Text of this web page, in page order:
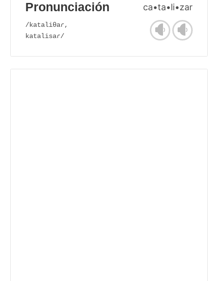
Pronunciación ca•ta•li•zar
/kataliθaɾ,
katalisaɾ/